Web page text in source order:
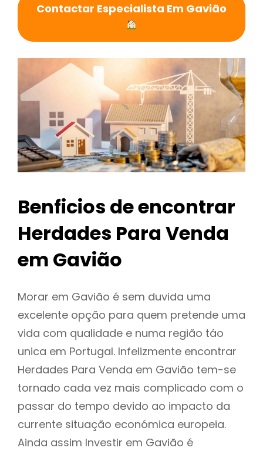
Contactar Especialista Em Gavião
Benficios de encontrar
Herdades Para Venda
em Gavião
Morar em Gavião é sem duvida uma
excelente opção para quem pretende uma
vida com qualidade e numa região táo
unica em Portugal. Infelizmente encontrar
Herdades Para Venda em Gavião tem-se
tornado cada vez mais complicado com o
passar do tempo devido ao impacto da
currente situação económica europeia.
Ainda assim Investir em Gavião é